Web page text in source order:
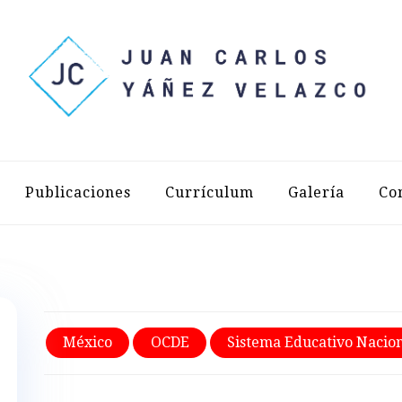
YÁÑEZ
Publicaciones Currículum Galería
México OCDE Sistema Educativo